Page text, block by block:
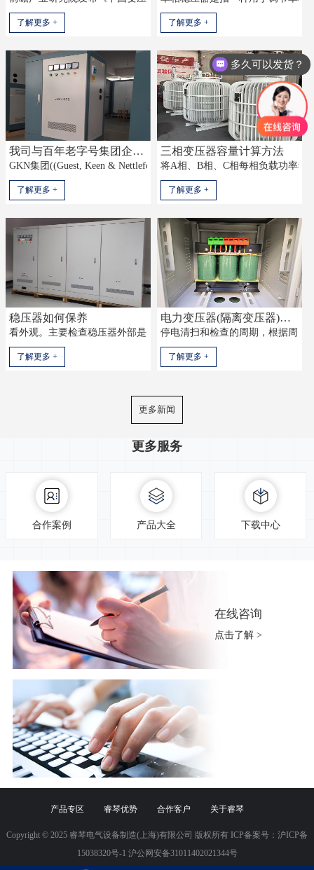
了解更多 + 了解更多 +
我司与百年老字号集团企业合作成功-可喜可贺
GKN集团((Guest, Keen & Nettlefolds Ltd))创建于1759年，至今已有二
了解更多 +
三相变压器容量计算方法
将A相、B相、C相每相负载功率独
了解更多 +
稳压器如何保养
看外观。主要检查稳压器外部是否存在渗油、是否存在零部件冒烟或
了解更多 +
电力变压器(隔离变压器)如何检验保养?
停电清扫和检查的周期，根据周围
了解更多 +
更多新闻
更多服务
合作案例 产品大全 下载中心
在线咨询
点击了解 >
产品专区 睿琴优势 合作客户 关于睿琴
Copyright © 2025 睿琴电气设备制造(上海)有限公司 版权所有 ICP备案号： 沪ICP备
15038320号-1 沪公网安备31011402021344号
多久可以发货？